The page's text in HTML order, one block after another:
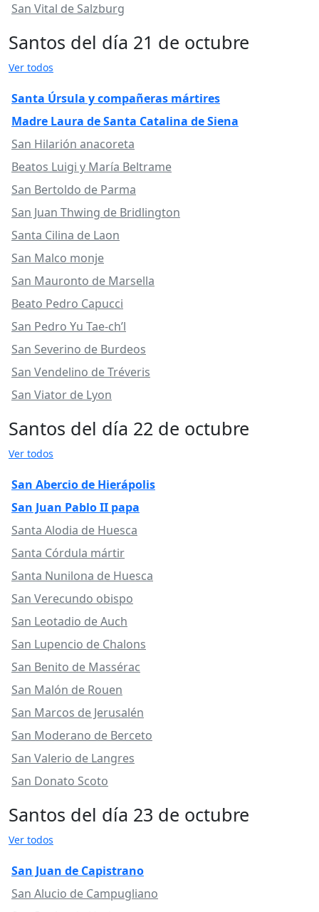
San Vital de Salzburg
Santos del día 21 de octubre
Ver todos
Santa Úrsula y compañeras mártires
Madre Laura de Santa Catalina de Siena
San Hilarión anacoreta
Beatos Luigi y María Beltrame
San Bertoldo de Parma
San Juan Thwing de Bridlington
Santa Cilina de Laon
San Malco monje
San Mauronto de Marsella
Beato Pedro Capucci
San Pedro Yu Tae-ch’l
San Severino de Burdeos
San Vendelino de Tréveris
San Viator de Lyon
Santos del día 22 de octubre
Ver todos
San Abercio de Hierápolis
San Juan Pablo II papa
Santa Alodia de Huesca
Santa Córdula mártir
Santa Nunilona de Huesca
San Verecundo obispo
San Leotadio de Auch
San Lupencio de Chalons
San Benito de Massérac
San Malón de Rouen
San Marcos de Jerusalén
San Moderano de Berceto
San Valerio de Langres
San Donato Scoto
Santos del día 23 de octubre
Ver todos
San Juan de Capistrano
San Alucio de Campugliano